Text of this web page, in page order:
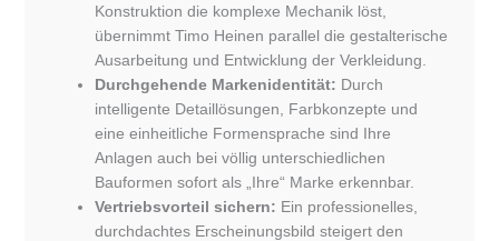
Konstruktion die komplexe Mechanik löst,
übernimmt Timo Heinen parallel die gestalterische
Ausarbeitung und Entwicklung der Verkleidung.
Durchgehende Markenidentität: Durch
intelligente Detaillösungen, Farbkonzepte und
eine einheitliche Formensprache sind Ihre
Anlagen auch bei völlig unterschiedlichen
Bauformen sofort als „Ihre“ Marke erkennbar.
Vertriebsvorteil sichern: Ein professionelles,
durchdachtes Erscheinungsbild steigert den